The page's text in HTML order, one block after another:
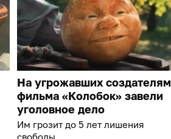
На угрожавших создателям
фильма «Колобок» завели
уголовное дело
Им грозит до 5 лет лишения
свободы